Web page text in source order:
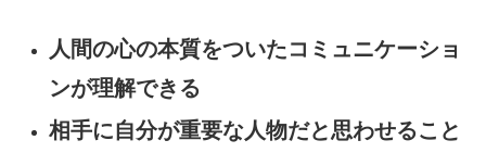
人間の心の本質をついたコミュニケーショ
ンが理解できる
相手に自分が重要な人物だと思わせること